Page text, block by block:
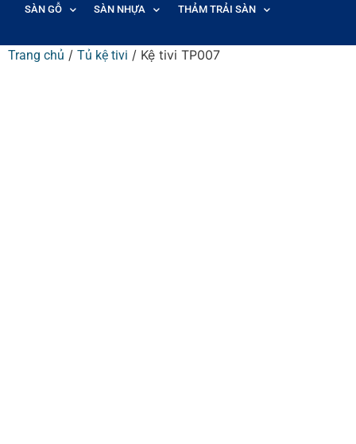
SÀN GỖ SÀN NHỰA THẢM TRẢI SÀN
Trang chủ / Tủ kệ tivi / Kệ tivi TP007